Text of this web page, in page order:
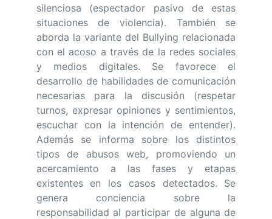
silenciosa (espectador pasivo de estas
situaciones de violencia). También se
aborda la variante del Bullying relacionada
con el acoso a través de la redes sociales
y medios digitales. Se favorece el
desarrollo de habilidades de comunicación
necesarias para la discusión (respetar
turnos, expresar opiniones y sentimientos,
escuchar con la intención de entender).
Además se informa sobre los distintos
tipos de abusos web, promoviendo un
acercamiento a las fases y etapas
existentes en los casos detectados. Se
genera conciencia sobre la
responsabilidad al participar de alguna de